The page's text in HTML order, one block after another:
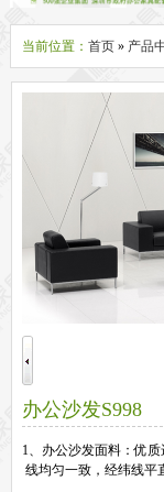
会议桌
办公椅系列
老板大班椅
办公沙发|茶几系列
办公沙发
贵宾沙发 茶
文件柜系列
装饰柜 间
保密文件柜
前台接待系列
接待家具
培训桌
公共区域家具系列
高铁车站候车椅
酒店公
他们正在使用格创家具
无纸化会议系统案例
当前位置： 首页» 产品
办公沙发S998
1、办公沙发面料：优
线均匀一致，经纬线平